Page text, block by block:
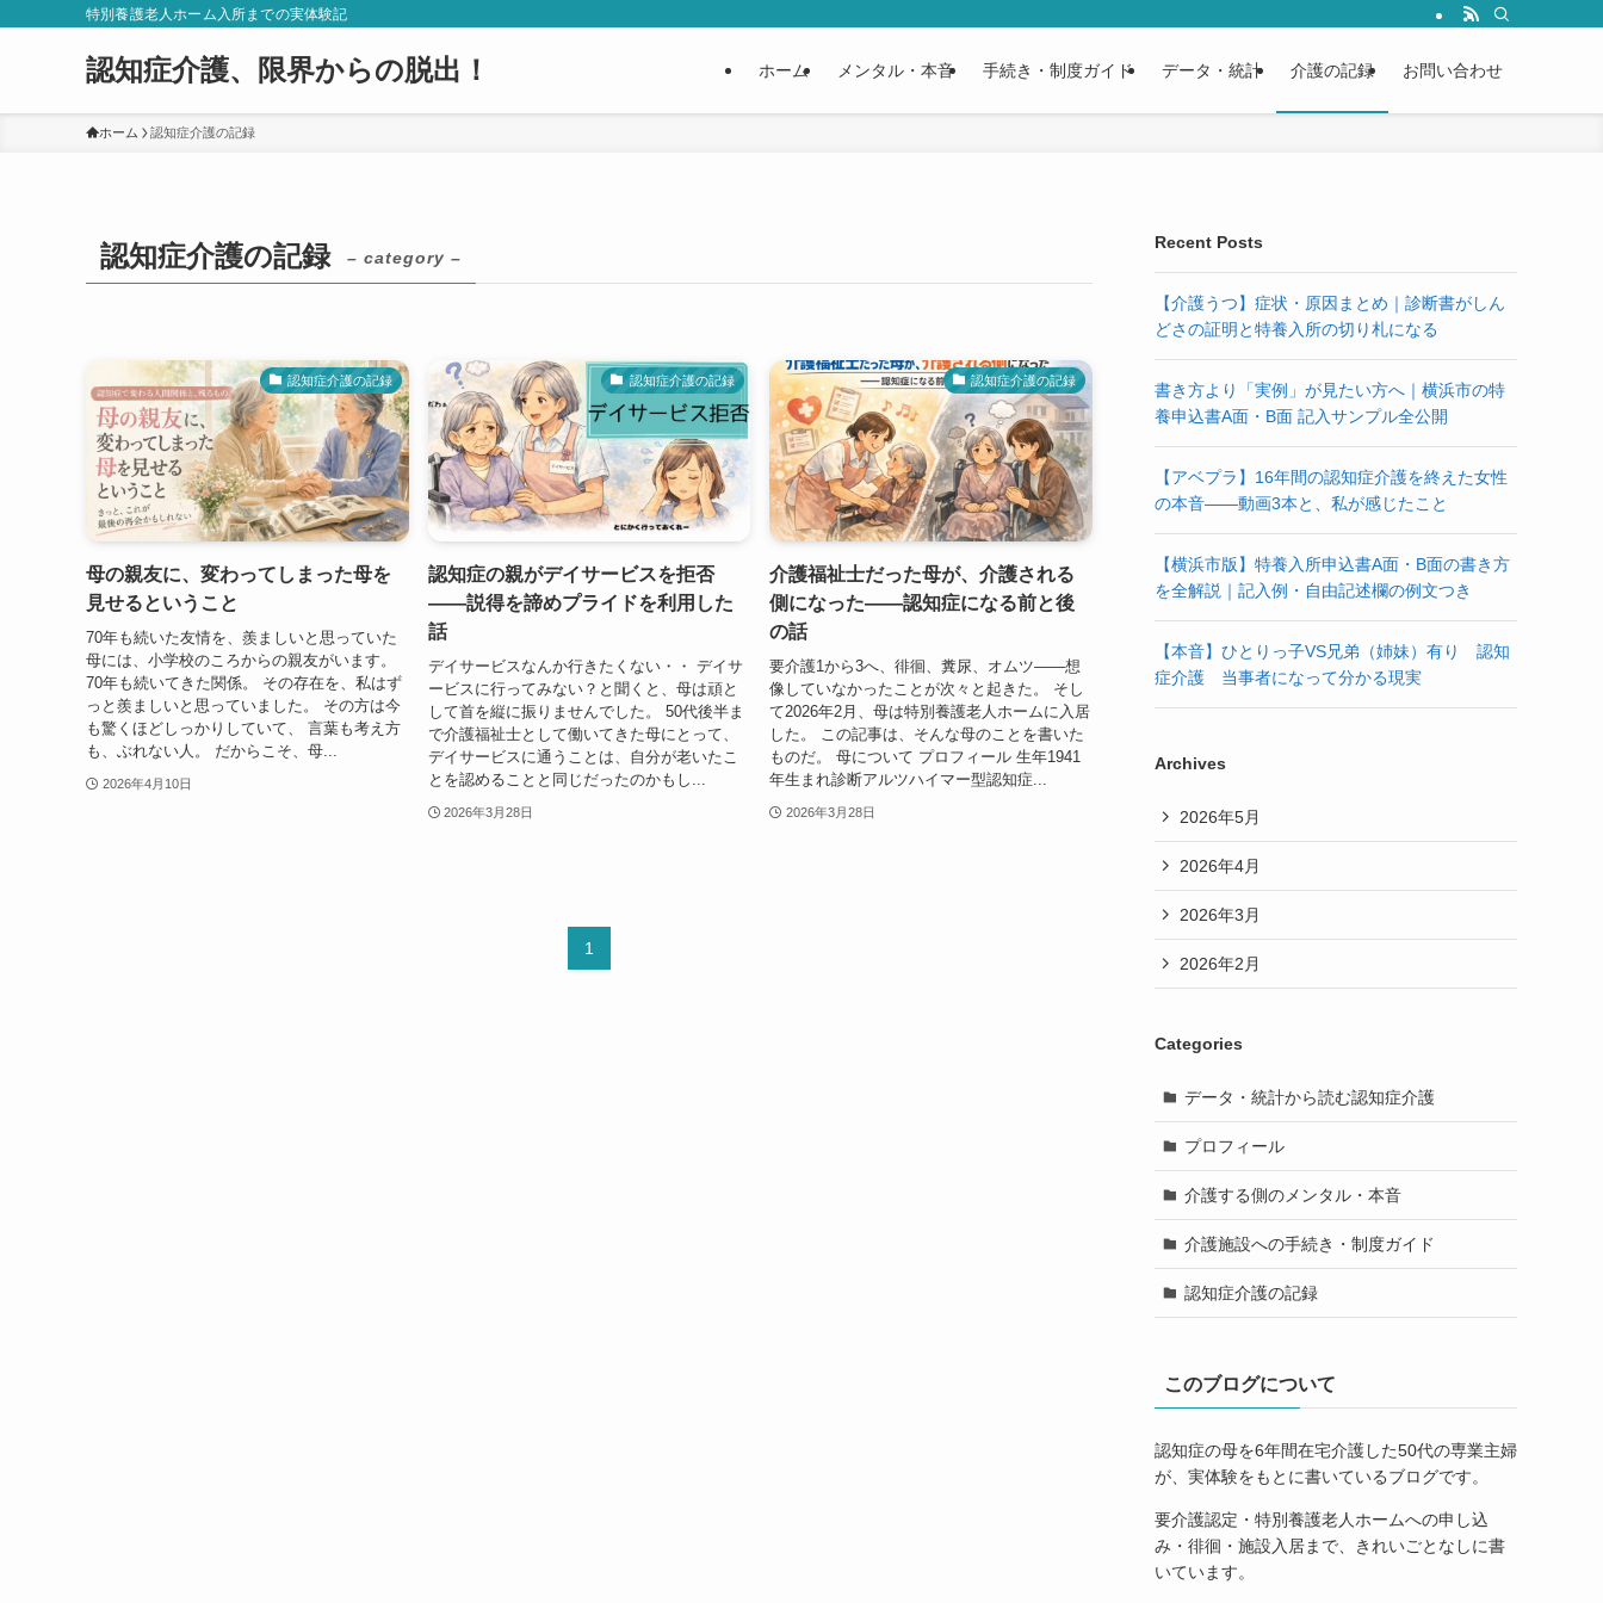
特別養護老人ホーム入所までの実体験記
認知症介護、限界からの脱出！ ホーム メンタル・本音 手続き・制度ガイド データ・統計 介護の記録 お問い合わせ
ホーム 認知症介護の記録
認知症介護の記録 – category –
認知症介護の記録
母の親友に、変わってしまった母を
見せるということ
70年も続いた友情を、羨ましいと思っていた
母には、小学校のころからの親友がいます。
70年も続いてきた関係。 その存在を、私はず
っと羨ましいと思っていました。 その方は今
も驚くほどしっかりしていて、 言葉も考え方
も、ぶれない人。 だからこそ、母...
2026年4月10日
認知症介護の記録
認知症の親がデイサービスを拒否
——説得を諦めプライドを利用した
話
デイサービスなんか行きたくない・・ デイサ
ービスに行ってみない？と聞くと、母は頑と
して首を縦に振りませんでした。 50代後半ま
で介護福祉士として働いてきた母にとって、
デイサービスに通うことは、自分が老いたこ
とを認めることと同じだったのかもし...
2026年3月28日
認知症介護の記録
介護福祉士だった母が、介護される
側になった——認知症になる前と後
の話
要介護1から3へ、徘徊、糞尿、オムツ——想
像していなかったことが次々と起きた。 そし
て2026年2月、母は特別養護老人ホームに入居
した。 この記事は、そんな母のことを書いた
ものだ。 母について プロフィール 生年1941
年生まれ診断アルツハイマー型認知症...
2026年3月28日
1
Recent Posts
【介護うつ】症状・原因まとめ｜診断書がしん
どさの証明と特養入所の切り札になる
書き方より「実例」が見たい方へ｜横浜市の特
養申込書A面・B面 記入サンプル全公開
【アベプラ】16年間の認知症介護を終えた女性
の本音——動画3本と、私が感じたこと
【横浜市版】特養入所申込書A面・B面の書き方
を全解説｜記入例・自由記述欄の例文つき
【本音】ひとりっ子VS兄弟（姉妹）有り 認知
症介護 当事者になって分かる現実
Archives
2026年5月
2026年4月
2026年3月
2026年2月
Categories
データ・統計から読む認知症介護
プロフィール
介護する側のメンタル・本音
介護施設への手続き・制度ガイド
認知症介護の記録
このブログについて
認知症の母を6年間在宅介護した50代の専業主婦
が、実体験をもとに書いているブログです。
要介護認定・特別養護老人ホームへの申し込
み・徘徊・施設入居まで、きれいごとなしに書
いています。